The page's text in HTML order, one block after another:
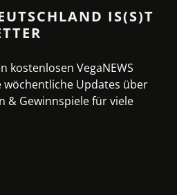
IS(S)T
kostenlosen VegaNEWS
Updates über
& Gewinnspiele für viele